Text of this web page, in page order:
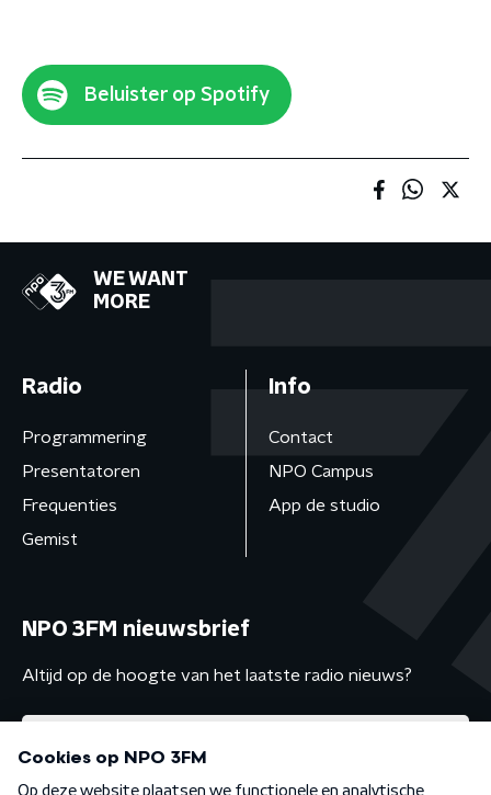
Beluister op Spotify
WE WANT
MORE
Radio
Programmering
Presentatoren
Frequenties
Gemist
Info
Contact
NPO Campus
App de studio
NPO 3FM nieuwsbrief
Altijd op de hoogte van het laatste radio nieuws?